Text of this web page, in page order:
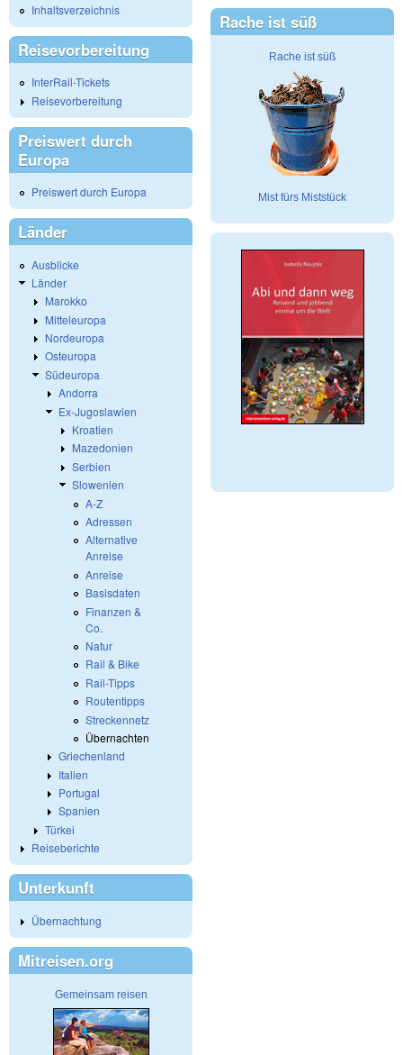
Inhaltsverzeichnis
Reisevorbereitung
InterRail-Tickets
Reisevorbereitung
Preiswert durch
Europa
Preiswert durch Europa
Länder
Ausblicke
Länder
Marokko
Mitteleuropa
Nordeuropa
Osteuropa
Südeuropa
Andorra
Ex-Jugoslawien
Kroatien
Mazedonien
Serbien
Slowenien
A-Z
Adressen
Alternative
Anreise
Anreise
Basisdaten
Finanzen &
Co.
Natur
Rail & Bike
Rail-Tipps
Routentipps
Streckennetz
Übernachten
Griechenland
Italien
Portugal
Spanien
Türkei
Reiseberichte
Unterkunft
Übernachtung
Mitreisen.org
Gemeinsam reisen
Rache ist süß
Rache ist süß
Mist fürs Miststück